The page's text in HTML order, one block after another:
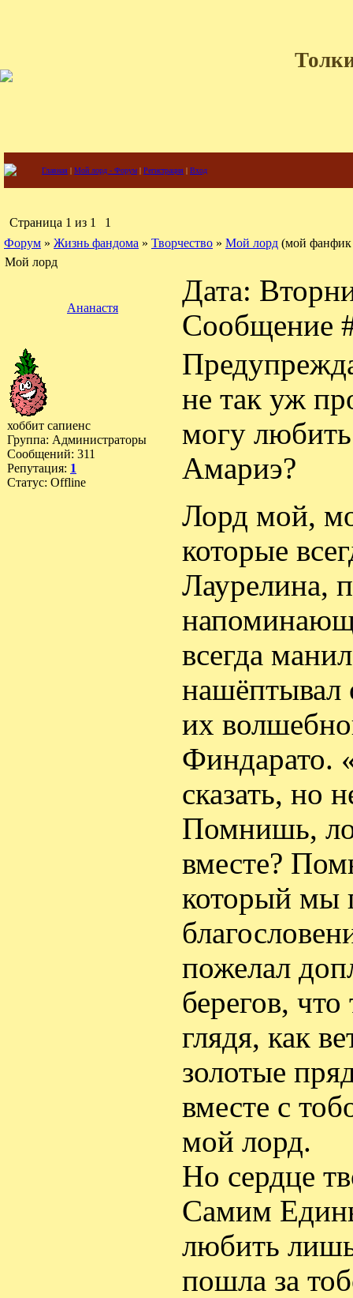
Главная | Мой лорд - Форум | Регистрация | Вход
Страница 1 из 1
1
Форум » Жизнь фандома » Творчество » Мой лорд (мой
Мой лорд
Ананастя
Дата:
Сообщение
хоббит сапиенс
Группа: Администраторы
Сообщений: 311
Репутация: 1
Статус: Offline
не так уж
могу
Амариэ?
Лорд мой,
которые
Лаурелина,
всегда
нашёптывал
их
Финдарато.
сказать, но
Помнишь,
вместе?
который мы
пожелал
берегов,
глядя, как
золотые
вместе с
мой лорд.
Но сердце
Самим
любить
пошла за